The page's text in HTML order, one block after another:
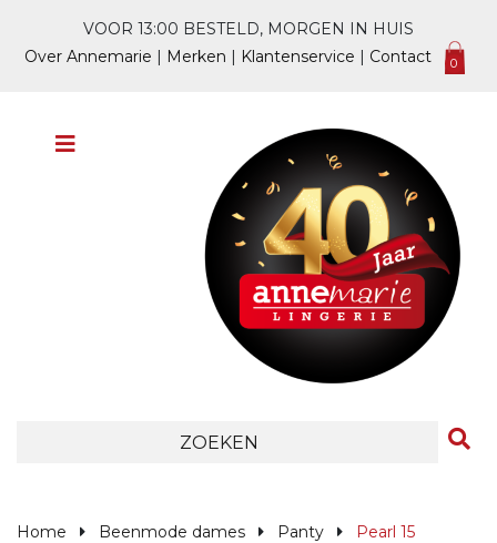
VOOR 13:00 BESTELD, MORGEN IN HUIS
Over Annemarie | Merken | Klantenservice | Contact 0
Home Beenmode dames Panty Pearl 15